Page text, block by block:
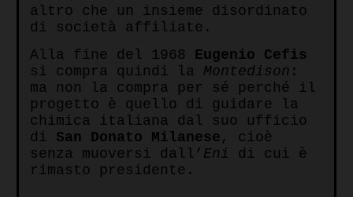
altro che un insieme disordinato
di società affiliate.
Alla fine del 1968 Eugenio Cefis
si compra quindi la Montedison :
ma non la compra per sé perché il
progetto è quello di guidare la
chimica italiana dal suo ufficio
di San Donato Milanese , cioè
senza muoversi dall’ Eni di cui è
rimasto presidente.